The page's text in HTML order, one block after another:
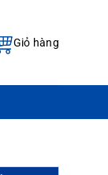
Giỏ hàng